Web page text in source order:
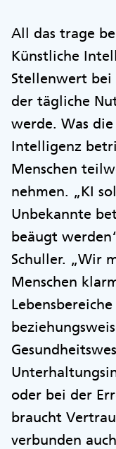
All das trage
Künstliche
Stellenwert bei
der tägliche
werde. Was
Intelligenz
Menschen
nehmen. „KI
Unbekannte
beäugt
Schuller. „Wir
Menschen
oder bei der
braucht
verbunden